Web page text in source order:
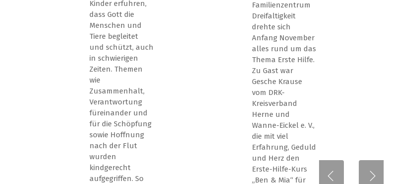
Kinder erfuhren,
dass Gott die
Menschen und
Tiere begleitet
und schützt, auch
in schwierigen
Zeiten. Themen
wie
Zusammenhalt,
Verantwortung
füreinander und
für die Schöpfung
sowie Hoffnung
nach der Flut
wurden
kindgerecht
aufgegriffen. So
Familienzentrum
Dreifaltigkeit
drehte sich
Anfang November
alles rund um das
Thema Erste Hilfe.
Zu Gast war
Gesche Krause
vom DRK-
Kreisverband
Herne und
Wanne-Eickel e. V.,
die mit viel
Erfahrung, Geduld
und Herz den
Erste-Hilfe-Kurs
„Ben & Mia“ für